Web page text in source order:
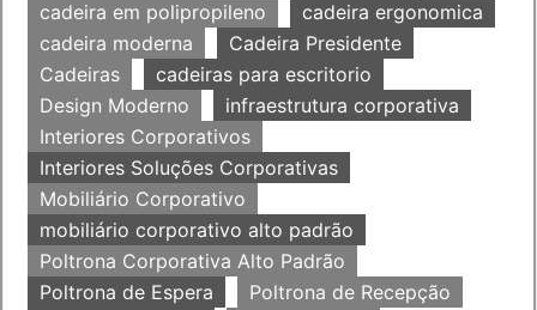
cadeira em polipropileno
cadeira ergonomica
cadeira moderna
Cadeira Presidente
Cadeiras
cadeiras para escritorio
Design Moderno
infraestrutura corporativa
Interiores Corporativos
Interiores Soluções Corporativas
Mobiliário Corporativo
mobiliário corporativo alto padrão
Poltrona Corporativa Alto Padrão
Poltrona de Espera
Poltrona de Recepção